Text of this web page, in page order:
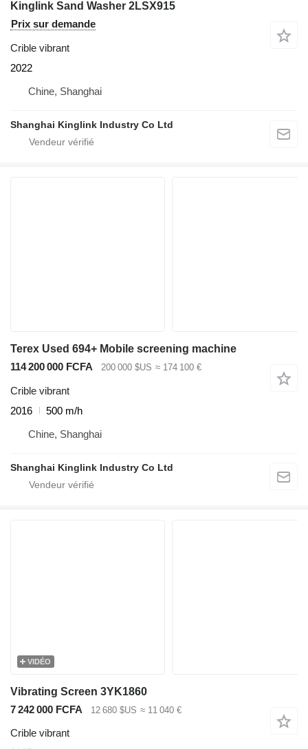
Kinglink Sand Washer 2LSX915
Prix sur demande
Crible vibrant
2022
Chine, Shanghai
Shanghai Kinglink Industry Co Ltd
Terex Used 694+ Mobile screening machine
114 200 000 FCFA
200 000 $US ≈ 174 100 €
Crible vibrant
2016
500 m/h
Chine, Shanghai
Shanghai Kinglink Industry Co Ltd
VIDÉO
Vibrating Screen 3YK1860
7 242 000 FCFA
12 680 $US ≈ 11 040 €
Crible vibrant